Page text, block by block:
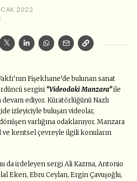
2022
Fişekhane’de bulunan sanat
sergisi “Videodaki Manzara”ile
ediyor. Küratörlüğünü Nazlı
izleyiciyle buluşan videolar,
varlığına odaklanıyor. Manzara
ve kentsel çevreyle ilgili konuların
da irdeleyen sergi Ali Kazma, Antonio
Eken, Ebru Ceylan, Ergin Çavuşoğlu,